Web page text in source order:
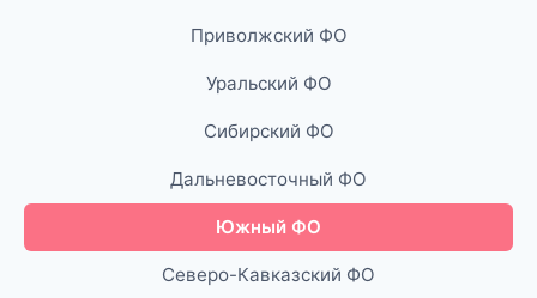
Приволжский ФО
Уральский ФО
Сибирский ФО
Дальневосточный ФО
Южный ФО
Северо-Кавказский ФО